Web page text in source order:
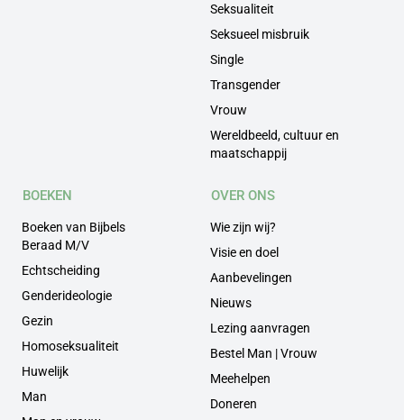
Seksualiteit
Seksueel misbruik
Single
Transgender
Vrouw
Wereldbeeld, cultuur en
maatschappij
BOEKEN
Boeken van Bijbels
Beraad M/V
Echtscheiding
Genderideologie
Gezin
Homoseksualiteit
Huwelijk
Man
OVER ONS
Wie zijn wij?
Visie en doel
Aanbevelingen
Nieuws
Lezing aanvragen
Bestel Man | Vrouw
Meehelpen
Doneren